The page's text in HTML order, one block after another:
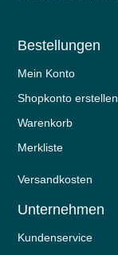
Bestellungen
Mein Konto
Shopkonto erstellen
Warenkorb
Merkliste
Versandkosten
Unternehmen
Kundenservice